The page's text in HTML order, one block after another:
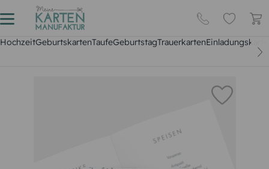
HochzeitGeburtskartenTaufeGeburtstagTrauerkarten